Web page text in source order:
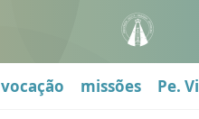
vocação missões Pe.